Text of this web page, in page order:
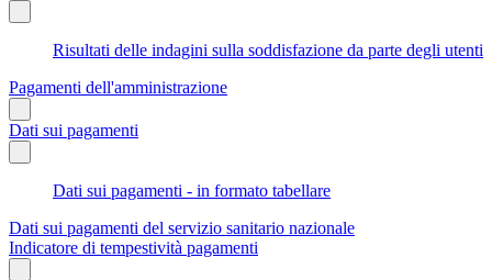
Risultati delle indagini sulla soddisfazione da parte degli utenti
Pagamenti dell'amministrazione
Dati sui pagamenti
Dati sui pagamenti - in formato tabellare
Dati sui pagamenti del servizio sanitario nazionale
Indicatore di tempestività pagamenti